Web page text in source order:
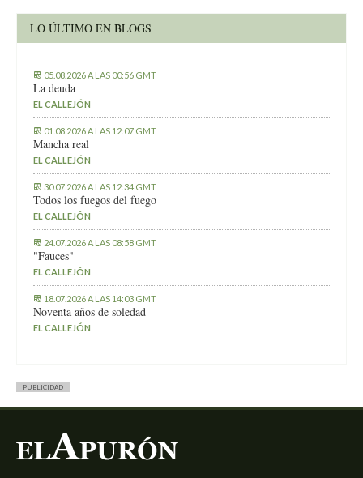
LO ÚLTIMO EN BLOGS
05.08.2026 A LAS 00:56 GMT
La deuda
EL CALLEJÓN
01.08.2026 A LAS 12:07 GMT
Mancha real
EL CALLEJÓN
30.07.2026 A LAS 12:34 GMT
Todos los fuegos del fuego
EL CALLEJÓN
24.07.2026 A LAS 08:58 GMT
"Fauces"
EL CALLEJÓN
18.07.2026 A LAS 14:03 GMT
Noventa años de soledad
EL CALLEJÓN
PUBLICIDAD